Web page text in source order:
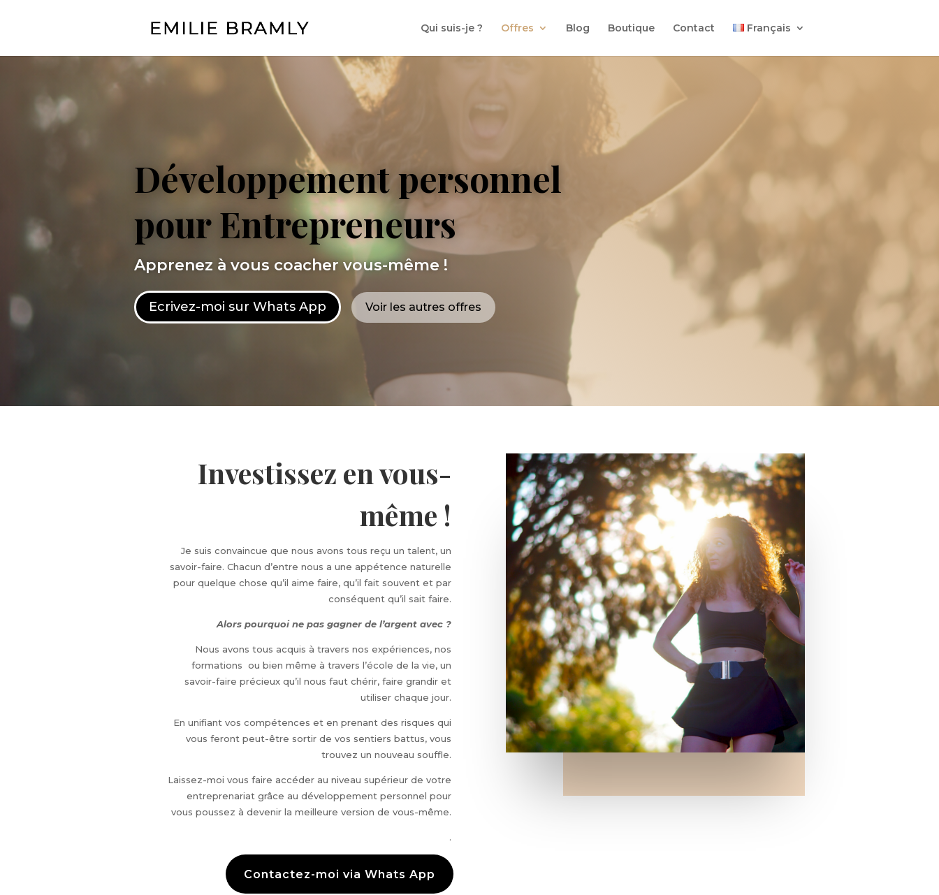
Qui suis-je ? Offres Blog Boutique Contact Français
Développement personnel
pour Entrepreneurs
Apprenez à vous coacher vous-même !
Ecrivez-moi sur Whats App Voir les autres offres
Investissez en vous-
même !
Je suis convaincue que nous avons tous reçu un talent, un
savoir-faire. Chacun d’entre nous a une appétence naturelle
pour quelque chose qu’il aime faire, qu’il fait souvent et par
conséquent qu’il sait faire.
Alors pourquoi ne pas gagner de l’argent avec ?
Nous avons tous acquis à travers nos expériences, nos
formations ou bien même à travers l’école de la vie, un
savoir-faire précieux qu’il nous faut chérir, faire grandir et
utiliser chaque jour.
En unifiant vos compétences et en prenant des risques qui
vous feront peut-être sortir de vos sentiers battus, vous
trouvez un nouveau souffle.
Laissez-moi vous faire accéder au niveau supérieur de votre
entreprenariat grâce au développement personnel pour
vous poussez à devenir la meilleure version de vous-même.
.
Contactez-moi via Whats App